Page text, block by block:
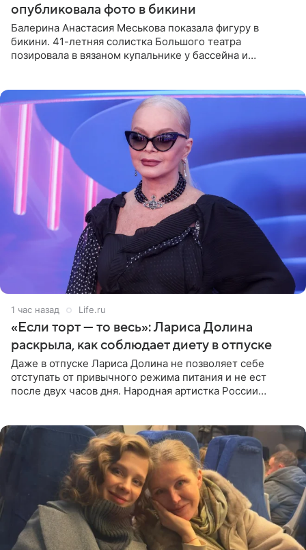
опубликовала фото в бикини
Балерина Анастасия Меськова показала фигуру в
бикини. 41-летняя солистка Большого театра
позировала в вязаном купальнике у бассейна и
1 час назад Life.ru
«Если торт — то весь»: Лариса Долина
раскрыла, как соблюдает диету в отпуске
Даже в отпуске Лариса Долина не позволяет себе
отступать от привычного режима питания и не ест
после двух часов дня. Народная артистка России